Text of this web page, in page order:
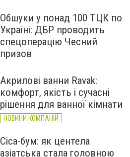
Обшуки у понад 100 ТЦК по
Україні: ДБР проводить
спецоперацію Чесний
призов
Акрилові ванни Ravak:
комфорт, якість і сучасні
рішення для ванної кімнати
НОВИНИ КОМПАНІЙ
Cica-бум: як центела
азіатська стала головною